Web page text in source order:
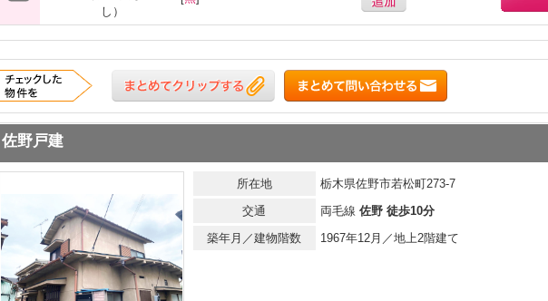
し）
佐野戸建
所在地
栃木県佐野市若松町273-7
交通
両毛線 佐野 徒歩10分
築年月／建物階数
1967年12月／地上2階建て